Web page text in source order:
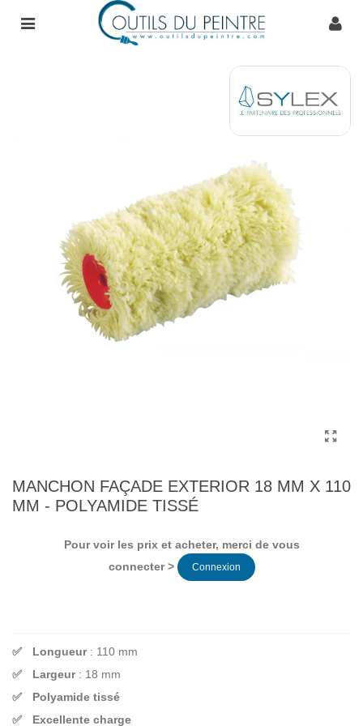
MANCHON FAÇADE EXTERIOR 18 MM X 110
MM - POLYAMIDE TISSÉ
Pour voir les prix et acheter, merci de vous
connecter >
Connexion
Longueur: 110 mm
Largeur: 18 mm
Polyamide tissé
Excellente charge